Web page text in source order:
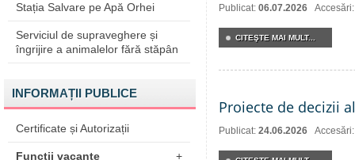
Stația Salvare pe Apă Orhei
Serviciul de supraveghere și
îngrijire a animalelor fără stăpân
INFORMAȚII PUBLICE
Certificate și Autorizații
Funcții vacante +
Publicat: 06.07.2026
CITEŞTE MAI MULT...
Proiecte de decizii
Publicat: 24.06.2026